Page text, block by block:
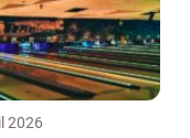
2026